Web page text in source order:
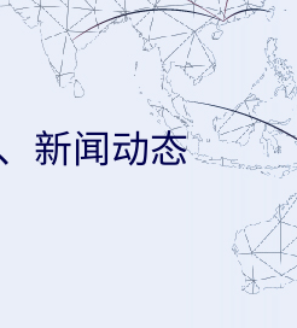
新闻动态